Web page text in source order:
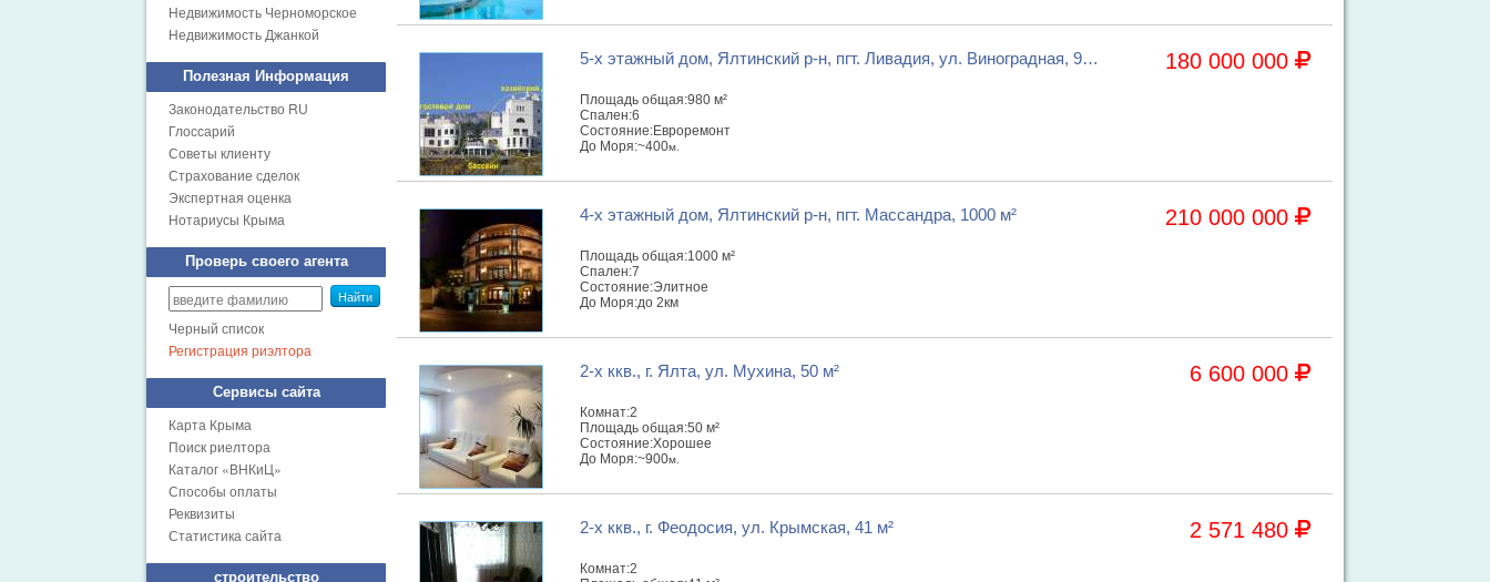
Недвижимость Черноморское
Недвижимость Джанкой
Полезная Информация
Законодательство RU
Глоссарий
Советы клиенту
Страхование сделок
Экспертная оценка
Нотариусы Крыма
Проверь своего агента
Найти
Черный список
Регистрация риэлтора
Сервисы сайта
Карта Крыма
Поиск риелтора
Каталог «ВНКиЦ»
Способы оплаты
Реквизиты
Статистика сайта
строительство
5-x этажный дом, Ялтинский р-н, пгт. Ливадия, ул. Виноградная, 980 м²
Площадь общая:980 м²
Спален:6
Состояние:Евроремонт
До Моря:~400м.
180 000 000
4-x этажный дом, Ялтинский р-н, пгт. Массандра, 1000 м²
Площадь общая:1000 м²
Спален:7
Состояние:Элитное
До Моря:до 2км
210 000 000
2-x ккв., г. Ялта, ул. Мухина, 50 м²
Комнат:2
Площадь общая:50 м²
Состояние:Хорошее
До Моря:~900м.
6 600 000
2-x ккв., г. Феодосия, ул. Крымская, 41 м²
Комнат:2
2 571 480